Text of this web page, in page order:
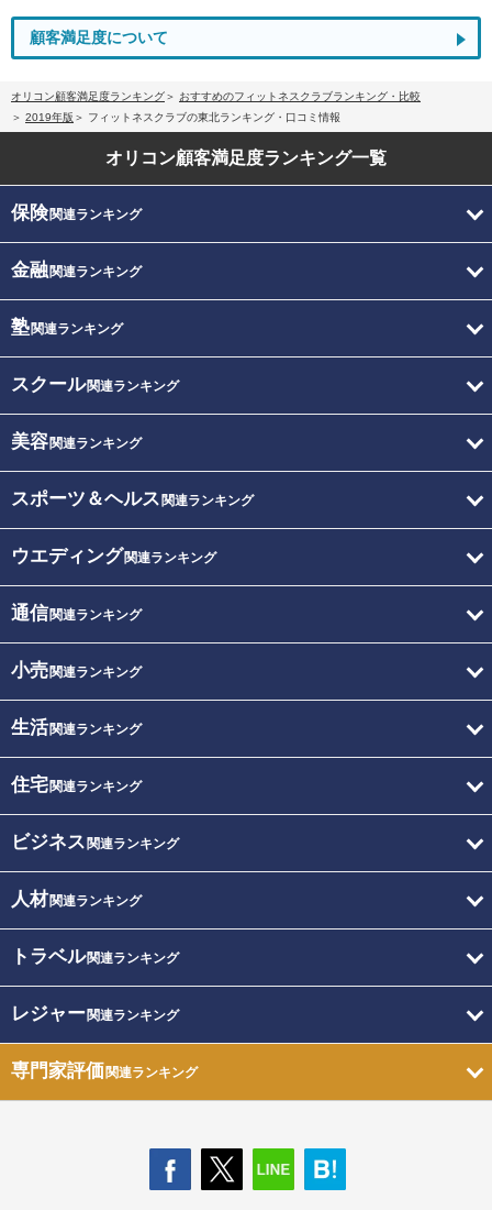
顧客満足度について
オリコン顧客満足度ランキング
おすすめのフィットネスクラブランキング・比較
2019年版
フィットネスクラブの東北ランキング・口コミ情報
オリコン顧客満足度ランキング一覧
保険関連ランキング
金融関連ランキング
塾関連ランキング
スクール関連ランキング
美容関連ランキング
スポーツ＆ヘルス 関連ランキング
ウエディング関連ランキング
通信関連ランキング
小売関連ランキング
生活関連ランキング
住宅関連ランキング
ビジネス 関連ランキング
人材関連ランキング
トラベル関連ランキング
レジャー関連ランキング
専門家評価関連ランキング